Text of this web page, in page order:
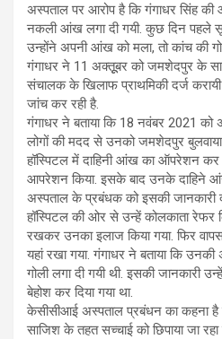
अस्पताल पर आरोप है कि गंगाधर सिंह
नकली आंख लगा दी गयी. कुछ दिन
उन्होंने अपनी आंख को मला, तो कांच की
गंगाधर ने 11 अक्तूूबर को जमशेदपुर के
संचालक के खिलाफ प्राथमिकी दर्ज
जांच कर रही है.
गंगाधर ने बताया कि 18 नवंबर 2021
लोगों की मदद से उनको जमशेदपुर
हॉस्पिटल में दाहिनी आंख का ऑपरेशन कर
आपरेशन किया. इसके बाद उनके दाहिने
अस्पताल के प्रबंधक को इसकी जानकारी
हॉस्पिटल की ओर से उन्हें कोलकाता रेफर
रखकर उनका इलाज किया गया. फिर
यहां रखा गया. गंगाधर ने बताया कि
गोली लगा दी गयी थी. इसकी जानकारी
बेहोश कर दिया गया था.
केसीसीआई अस्पताल प्रबंधन का कहना
साजिश के तहत सच्चाई को छिपाया जा